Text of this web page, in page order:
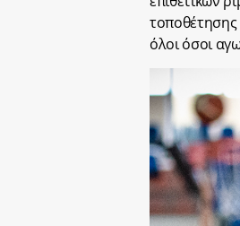
τοποθέτησης
όλοι όσοι